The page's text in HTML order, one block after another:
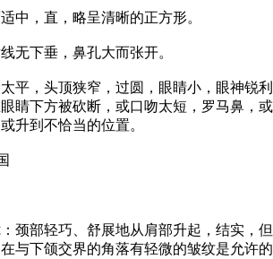
，直，略呈清晰的正方形。
下垂，鼻孔大而张开。
，头顶狭窄，过圆，眼睛小，眼神锐利
睛下方被砍断，或口吻太短，罗马鼻，
升到不恰当的位置。
部轻巧、舒展地从肩部升起，结实，但
与下颌交界的角落有轻微的皱纹是允许